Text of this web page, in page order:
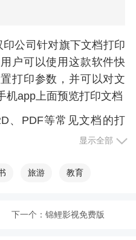
公司针对旗下文档打印
户可以使用这款软件快
打印参数，并可以对文
机app上面预览打印文档
、PDF等常见文档的打
印自己需要的内容，并
显示全部
旅游 教育
下一个： 锦鲤影视免费版